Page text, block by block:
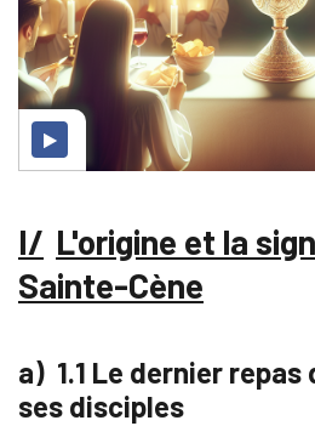
L'origine et la
Sainte-Cène
1.1 Le dernier
ses disciples